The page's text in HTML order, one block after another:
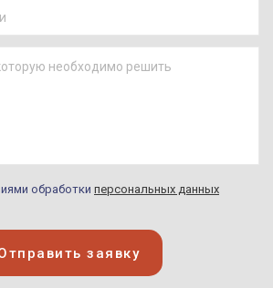
обработки персональных данных
заявку